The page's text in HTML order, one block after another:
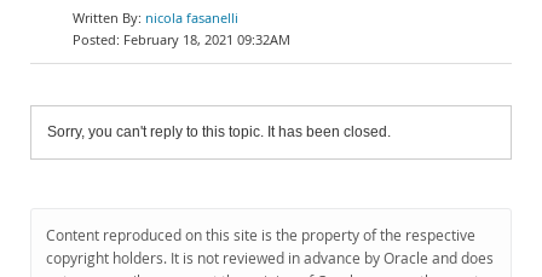
nicola fasanelli
February 18, 2021 09:32AM
Sorry, you can't reply to this topic. It has been closed.
Content reproduced on this site is the property of the respective
copyright holders. It is not reviewed in advance by Oracle and does